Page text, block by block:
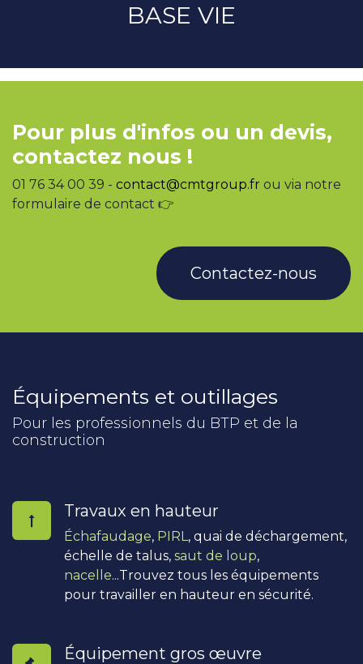
BASE VIE
Pour plus d'infos ou un devis,
contactez nous !
01 76 34 00 39 - contact@cmtgroup.fr ou via notre
formulaire de contact 👉
Contactez-nous
Équipements et outillages
Pour les professionnels du BTP et de la
construction
Travaux en hauteur
Échafaudage, PIRL, quai de déchargement,
échelle de talus, saut de loup,
nacelle...Trouvez tous les équipements
pour travailler en hauteur en sécurité.
Équipement gros œuvre